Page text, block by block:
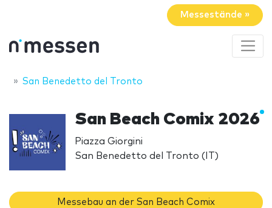
Messestände »
San Benedetto del Tronto
San Beach Comix 2026
Piazza Giorgini
San Benedetto del Tronto (IT)
Messebau an der San Beach Comix